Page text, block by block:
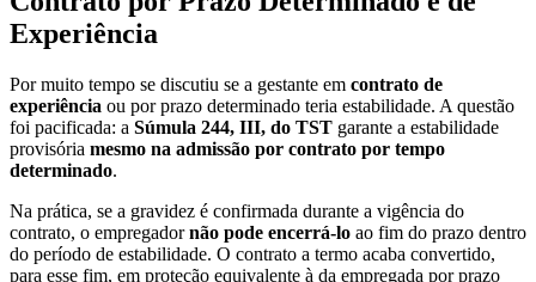
Experiência
Por muito tempo se discutiu se a gestante em contrato de
experiência ou por prazo determinado teria estabilidade. A questão
foi pacificada: a Súmula 244, III, do TST garante a estabilidade
provisória mesmo na admissão por contrato por tempo
determinado.
Na prática, se a gravidez é confirmada durante a vigência do
contrato, o empregadornão pode encerrá-lo ao fim do prazo dentro
do período de estabilidade. O contrato a termo acaba convertido,
para esse fim, em proteção equivalente à da empregada por prazo